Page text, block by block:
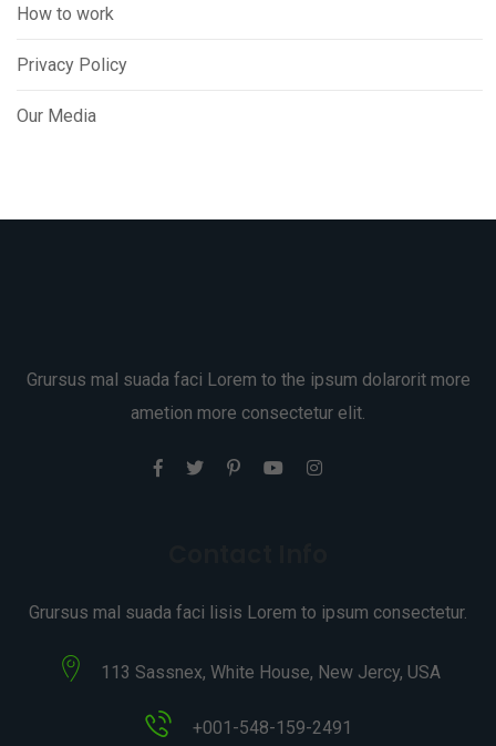
How to work
Privacy Policy
Our Media
Grursus mal suada faci Lorem to the ipsum dolarorit more
ametion more consectetur elit.
Grursus mal suada faci lisis Lorem to ipsum consectetur.
113 Sassnex, White House, New Jercy, USA
+001-548-159-2491